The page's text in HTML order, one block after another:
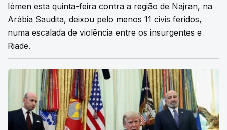
Iémen esta quinta-feira contra a região de Najran, na
Arábia Saudita, deixou pelo menos 11 civis feridos,
numa escalada de violência entre os insurgentes e
Riade.